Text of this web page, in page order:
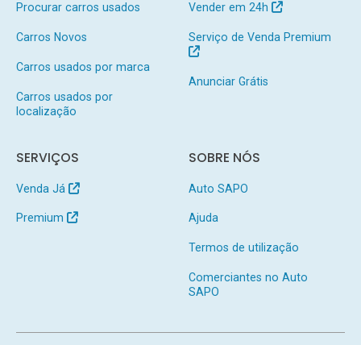
Procurar carros usados
Carros Novos
Carros usados por marca
Carros usados por
localização
Vender em 24h
Serviço de Venda Premium
Anunciar Grátis
SERVIÇOS
Venda Já
Premium
SOBRE NÓS
Auto SAPO
Ajuda
Termos de utilização
Comerciantes no Auto
SAPO